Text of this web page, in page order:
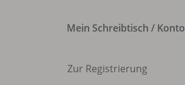
Mein Schreibtisch / Konto
Zur Registrierung